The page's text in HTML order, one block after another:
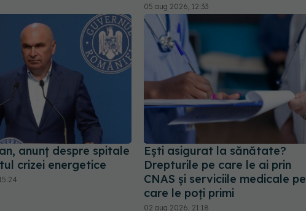
05 aug 2026, 12:33
anunț despre spitale
crizei energetice
Ești asigurat la sănătate?
Drepturile pe care le ai prin
CNAS și serviciile medicale pe
care le poți primi
02 aug 2026, 21:18